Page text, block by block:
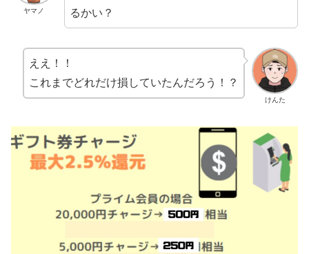
ヤマノ
るかい？
けんた
ええ！！
これまでどれだけ損していたんだろう！？